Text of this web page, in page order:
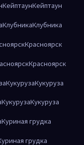
КейптаунКейптаун
КлубникаКлубника
Красноярск
Красноярск
КукурузаКукуруза
КукурузаКукуруза
Куриная грудка
грудка